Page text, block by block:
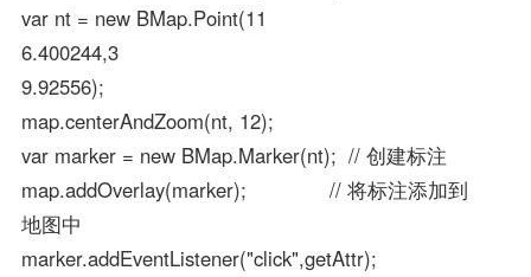
var nt = new BMap.Point(11
6.400244,3
9.92556);
map.centerAndZoom(nt, 12);
var marker = new BMap.Marker(nt); // 创建标注
map.addOverlay(marker); // 将标注添加到
地图中
marker.addEventListener("click",getAttr);